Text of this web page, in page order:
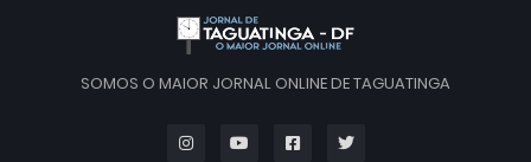
SOMOS O MAIOR JORNAL ONLINE DE TAGUATINGA